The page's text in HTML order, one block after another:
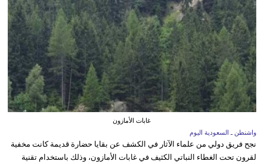
غابات الأمازون
واشنطن ـ السعودية اليوم
نجح فريق دولي من علماء الآثار في الكشف عن بقايا حضارة قديمة كانت مخفية
لقرون تحت الغطاء النباتي الكثيف في غابات الأمازون، وذلك باستخدام تقنية